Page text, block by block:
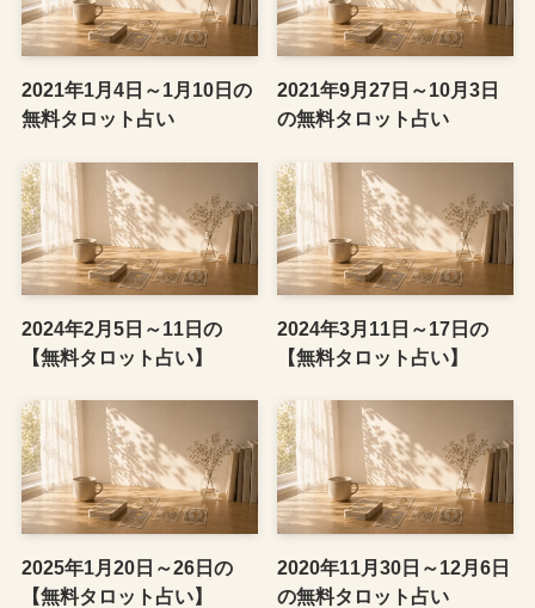
2021年1月4日～1月10日の
無料タロット占い
2021年9月27日～10月3日
の無料タロット占い
2024年2月5日～11日の
【無料タロット占い】
2024年3月11日～17日の
【無料タロット占い】
2025年1月20日～26日の
【無料タロット占い】
2020年11月30日～12月6日
の無料タロット占い